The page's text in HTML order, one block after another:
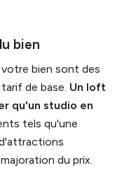
bien
bien sont des
de base. Un loft
qu'un studio en
tels qu'une
du prix.